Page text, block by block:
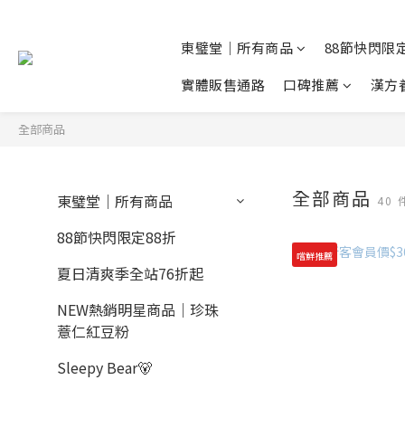
東璧堂｜所有商品
88節快閃限
實體販售通路
口碑推薦 漢方
全部商品
東璧堂｜所有商品
88節快閃限定88折
夏日清爽季全站76折起
NEW熱銷明星商品｜珍珠
薏仁紅豆粉
Sleepy Bear🐻
全部商品 40
嚐鮮推薦